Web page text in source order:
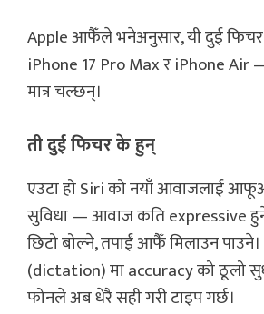
Apple आफैँले भनेअनुसार, यी दुई फिचर
iPhone 17 Pro Max र iPhone Air
मात्र चल्छन्।
ती दुई फिचर के हुन्
एउटा हो Siri को नयाँ आवाजलाई
सुविधा — आवाज कति expressive
छिटो बोल्ने, तपाईं आफैँ मिलाउन पाउने।
(dictation) मा accuracy को ठूलो
फोनले अब धेरै सही गरी टाइप गर्छ।